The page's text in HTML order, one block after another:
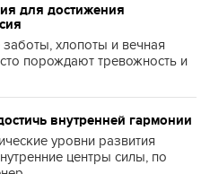
для достижения
хлопоты и вечная
порождают тревожность и
внутренней гармонии
уровни развития
центры силы, по